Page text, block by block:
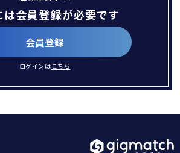
は会員登録が必要です
会員登録
ログインは こちら